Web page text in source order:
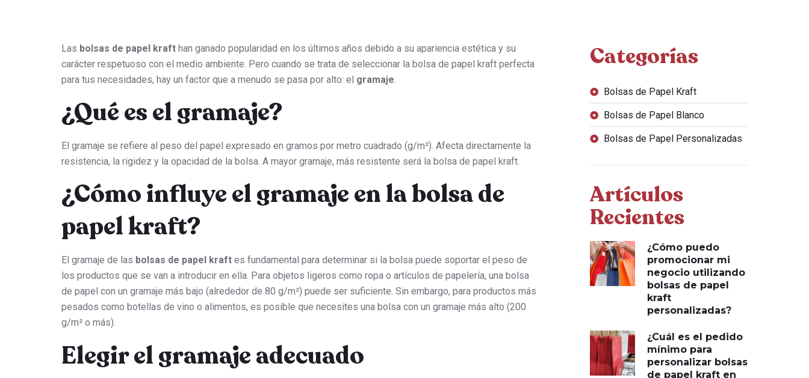
Las bolsas de papel kraft han ganado popularidad en los últimos años debido a su apariencia estética y su
carácter respetuoso con el medio ambiente. Pero cuando se trata de seleccionar la bolsa de papel kraft perfecta
para tus necesidades, hay un factor que a menudo se pasa por alto: el gramaje
¿Qué es el gramaje?
El gramaje se refiere al peso del papel expresado en gramos por metro cuadrado (g/m²). Afecta directamente la
resistencia, la rigidez y la opacidad de la bolsa. A mayor gramaje, más resistente será la bolsa de papel kraft.
¿Cómo influye el gramaje en la bolsa de
papel kraft?
El gramaje de las bolsas de papel kraft es fundamental para determinar si la bolsa puede soportar el peso de
los productos que se van a introducir en ella. Para objetos ligeros como ropa o artículos de papelería, una bolsa
de papel con un gramaje más bajo (alrededor de 80 g/m²) puede ser suficiente. Sin embargo, para productos más
pesados como botellas de vino o alimentos, es posible que necesites una bolsa con un gramaje más alto (200
g/m² o más).
Elegir el gramaje adecuado
Categorías
Bolsas de Papel Kraft
Bolsas de Papel Blanco
Bolsas de Papel Personalizadas
Artículos
Recientes
¿Cómo puedo
promocionar mi
negocio utilizando
bolsas de papel
kraft
personalizadas?
¿Cuál es el pedido
mínimo para
personalizar bolsas
de papel kraft en